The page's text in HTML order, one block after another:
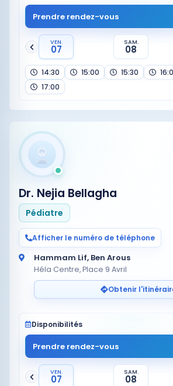
Prendre rendez-vous
VEN.
07
SAM.
08
14:30 15:00 15:30
17:00
Dr. Nejia Bellagha
Pédiatre
Afficher le numéro de téléphone
Hammam Lif, Ben Arous
Héla Centre, Place 9 Avril
Obtenir
Disponibilités
Prendre rendez-vous
VEN.
07
SAM.
08